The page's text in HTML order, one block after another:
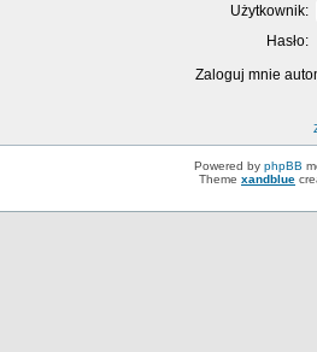
Użytkownik:
Hasło:
Zaloguj mnie
Powered by phpBB
Theme xandblue